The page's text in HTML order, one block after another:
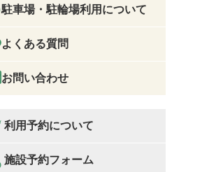
駐車場・駐輪場利用について
よくある質問
お問い合わせ
利用予約について
施設予約フォーム